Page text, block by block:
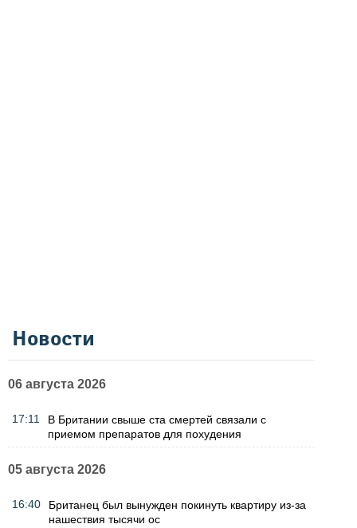
Новости
06 августа 2026
17:11
В Британии свыше ста смертей связали с
приемом препаратов для похудения
05 августа 2026
16:40
Британец был вынужден покинуть квартиру из-за
нашествия тысячи ос